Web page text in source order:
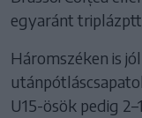
egyaránt
Háromszéken is
U15-ösök pedig